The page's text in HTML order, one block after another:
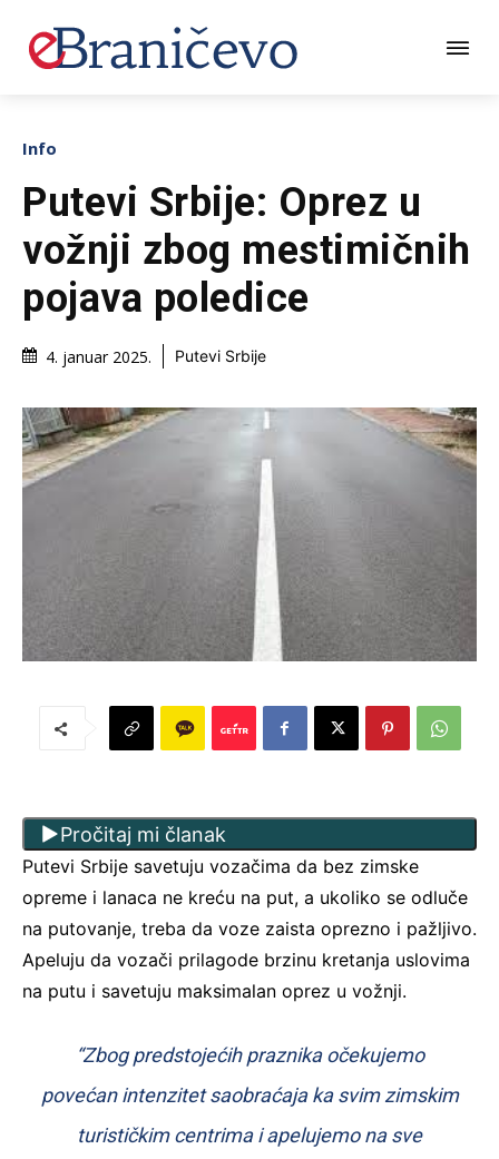
Info
Putevi Srbije: Oprez u
vožnji zbog mestimičnih
pojava poledice
4. januar 2025. Putevi Srbije
Pročitaj mi članak
Putevi Srbije savetuju vozačima da bez zimske
opreme i lanaca ne kreću na put, a ukoliko se odluče
na putovanje, treba da voze zaista oprezno i pažljivo.
Apeluju da vozači prilagode brzinu kretanja uslovima
na putu i savetuju maksimalan oprez u vožnji.
“Zbog predstojećih praznika očekujemo
povećan intenzitet saobraćaja ka svim zimskim
turističkim centrima i apelujemo na sve